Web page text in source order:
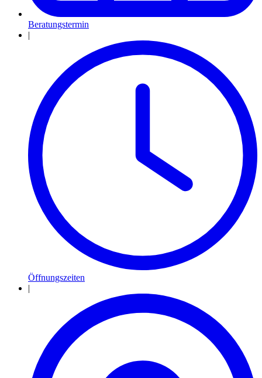
Beratungstermin
|
Öffnungszeiten
|